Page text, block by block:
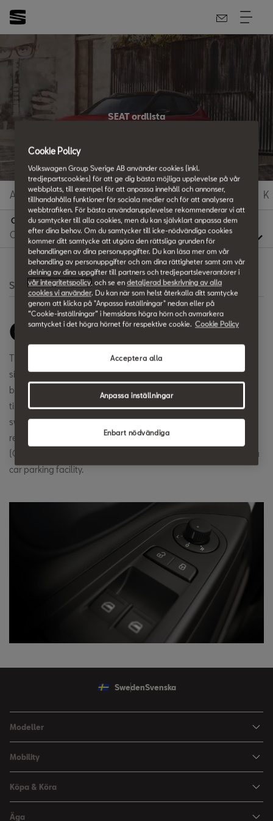
SEAT ordlista
Allt du vill veta
A B C D E F G H I K
O
Search
One-Touch Function
The one-touch function of the electric windows in SEAT models
significantly improves operating convenience. Thus, the control
button of the power window need not be kept pressed all the
time in order to fully open the window or to close it; instead the
switch is pressed past the first stop as far as the end stop. As a
result, the window opens or closes completely with one press
(One Touch). This is very useful, for example, at the entrance to a
car parking facility.
SwedenSvenska
Modeller
Arona
Leon Sportstourer
Mobility
Kvalitets- och Miljöpolicy
Köpa & Köra
Äga
Cookie Policy
Volkswagen Group Sverige AB använder cookies (inkl.
tredjepartscookies) för att ge dig bästa möjliga upplevelse på vår
webbplats, till exempel för att anpassa innehåll och annonser,
tillhandahålla funktioner för sociala medier och för att analysera
webbtrafiken. För bästa användarupplevelse rekommenderar vi att
du samtycker till alla cookies, men du kan självklart anpassa dem
efter dina behov. Om du samtycker till icke-nödvändiga cookies
kommer ditt samtycke att utgöra den rättsliga grunden för
behandlingen av dina personuppgifter. Du kan läsa mer om vår
behandling av personuppgifter och om dina rättigheter samt om vår
delning av dina uppgifter till partners och tredjepartsleverantörer i
vår integritetspolicy , och se en detaljerad beskrivning av alla
cookies vi använder. Du kan när som helst återkalla ditt samtycke
genom att klicka på "Anpassa inställningar" nedan eller på
”Cookie-inställningar” i hemsidans högra hörn och avmarkera
samtycket i det högra hörnet för respektive cookie. Cookie Policy
Enbart nödvändiga
Acceptera alla
Anpassa inställningar